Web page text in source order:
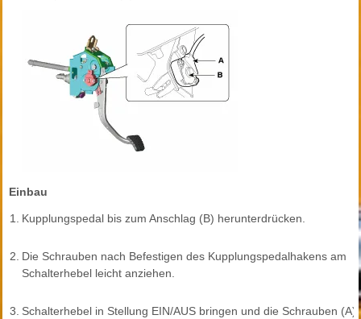
Einbau
1. Kupplungspedal bis zum Anschlag (B) herunterdrücken.
2. Die Schrauben nach Befestigen des Kupplungspedalhakens am
Schalterhebel leicht anziehen.
3. Schalterhebel in Stellung EIN/AUS bringen und die Schrauben